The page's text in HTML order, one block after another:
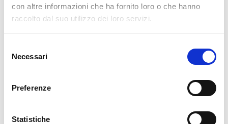
con altre informazioni che ha fornito loro o che hanno
raccolto dal suo utilizzo dei loro servizi.
delNecessari
Preferenze
Statistiche
Notizie in evidenza